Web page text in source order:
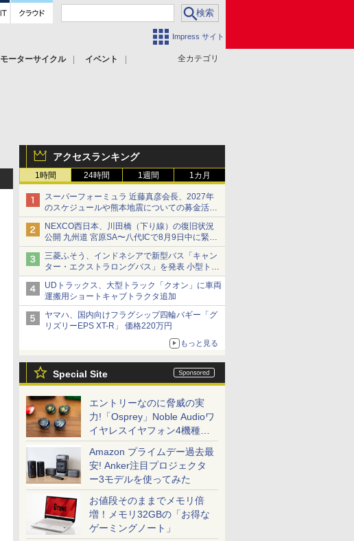
Impress サイト
全カテゴリ
モーターサイクル
イベント
アクセスランキング
1時間 24時間 1週間 1カ月
スーパーフォーミュラ 近藤真彦会長、2027年
のスケジュールや熊本地震についての募金活動
を紹介
NEXCO西日本、川田橋（下り線）の復旧状況
公開 九州道 宮原SA〜八代ICで8月9日中に緊急
車両を通行可能に
三菱ふそう、インドネシアで新型バス「キャン
ター・エクストラロングバス」を発表 小型トラ
ックベースの観光・旅客輸送向けバス
UDトラックス、大型トラック「クオン」に車両
運搬用ショートキャブトラクタ追加
ヤマハ、国内向けフラグシップ四輪バギー「グ
リズリーEPS XT-R」 価格220万円
もっと見る
Special Site
エントリーなのに脅威の実
力!「Osprey」Noble Audioワ
イヤレスイヤフォン4機種を
一気に聴く
Amazon プライムデー過去最
安! Anker注目プロジェクタ
ー3モデルを使ってみた
お値段そのままでメモリ倍
増！メモリ32GBの「お得な
ゲーミングノート」